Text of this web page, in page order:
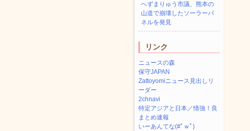
へずまりゅう市議、熊本の
山道で崩壊したソーラーパ
ネルを発見
リンク
ニュースの森
保守JAPAN
Zattoyomiニュース見出しリ
ーダー
2chnavi
特定アジアと日本／情強！良
まとめ速報
いーあんてな(#ﾟｗﾟ)